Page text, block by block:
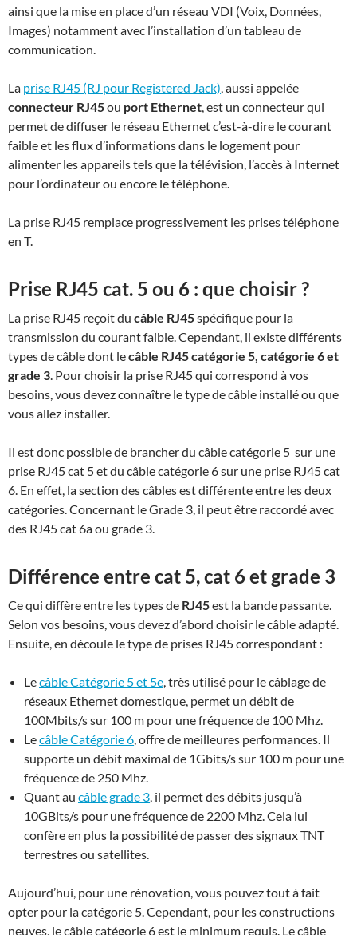
ainsi que la mise en place d’un réseau VDI (Voix, Données,
Images) notamment avec l’installation d’un tableau de
communication.
La prise RJ45 (RJ pour Registered Jack), aussi appelée
connecteur RJ45ou port Ethernet, est un connecteur qui
permet de diffuser le réseau Ethernet c’est-à-dire le courant
faible et les flux d’informations dans le logement pour
alimenter les appareils tels que la télévision, l’accès à Internet
pour l’ordinateur ou encore le téléphone.
La prise RJ45 remplace progressivement les prises téléphone
en T.
Prise RJ45 cat. 5 ou 6 : que choisir ?
La prise RJ45 reçoit du câble RJ45spécifique pour la
transmission du courant faible. Cependant, il existe différents
types de câble dont lecâble RJ45 catégorie 5, catégorie 6 et
grade 3. Pour choisir la prise RJ45 qui correspond à vos
besoins, vous devez connaître le type de câble installé ou que
vous allez installer.
Il est donc possible de brancher du câble catégorie 5 sur une
prise RJ45 cat 5 et du câble catégorie 6 sur une prise RJ45 cat
6. En effet, la section des câbles est différente entre les deux
catégories. Concernant le Grade 3, il peut être raccordé avec
des RJ45 cat 6a ou grade 3.
Différence entre cat 5, cat 6 et grade 3
Ce qui diffère entre les types de RJ45est la bande passante.
Selon vos besoins, vous devez d’abord choisir le câble adapté.
Ensuite, en découle le type de prises RJ45 correspondant :
Lecâble Catégorie 5 et 5e, très utilisé pour le câblage de
réseaux Ethernet domestique, permet un débit de
100Mbits/s sur 100 m pour une fréquence de 100 Mhz.
Lecâble Catégorie 6, offre de meilleures performances. Il
supporte un débit maximal de 1Gbits/s sur 100 m pour une
fréquence de 250 Mhz.
Quant au câble grade 3, il permet des débits jusqu’à
10GBits/s pour une fréquence de 2200 Mhz. Cela lui
confère en plus la possibilité de passer des signaux TNT
terrestres ou satellites.
Aujourd’hui, pour une rénovation, vous pouvez tout à fait
opter pour la catégorie 5. Cependant, pour les constructions
neuves, le câble catégorie 6 est le minimum requis. Le câble